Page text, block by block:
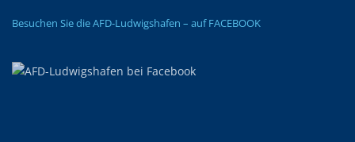
Besuchen Sie die AFD-Ludwigshafen – auf FACEBOOK